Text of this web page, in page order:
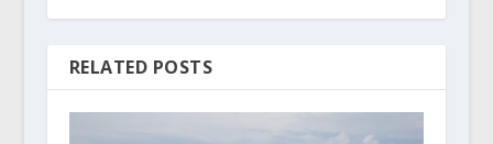
RELATED POSTS